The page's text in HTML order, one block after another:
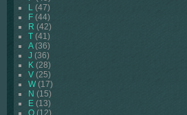
L (47)
F (44)
R (42)
T (41)
A(36)
J (36)
K (28)
V (25)
W(17)
N (15)
E (13)
O (12)